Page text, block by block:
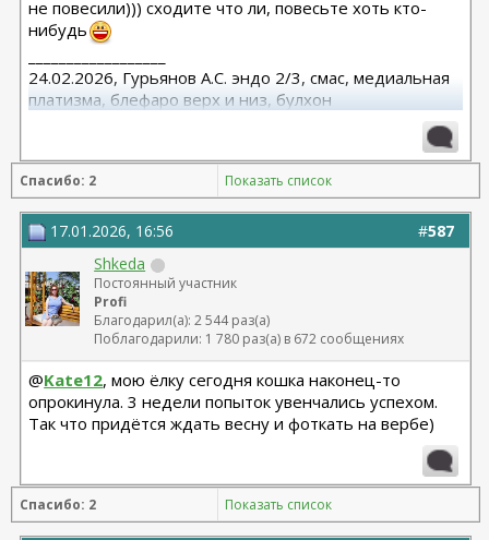
не повесили))) сходите что ли, повесьте хоть кто-
нибудь
24.02.2026, Гурьянов А.С. эндо 2/3, смас, медиальная
платизма, блефаро верх и низ, булхон
08.2015, allergan 240, 255. Аврамович А.Г., Клиника СЛ
(молодости и красоты)
Спасибо: 2 Показать список
#587
17.01.2026, 16:56
Shkeda
Постоянный участник
Profi
Благодарил(а): 2 544 раз(а)
Поблагодарили: 1 780 раз(а) в 672 сообщениях
@Kate12, мою ёлку сегодня кошка наконец-то
опрокинула. 3 недели попыток увенчались успехом.
Так что придётся ждать весну и фоткать на вербе)
Спасибо: 2 Показать список